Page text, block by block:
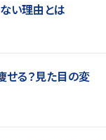
い理由とは
せる？見た目の変